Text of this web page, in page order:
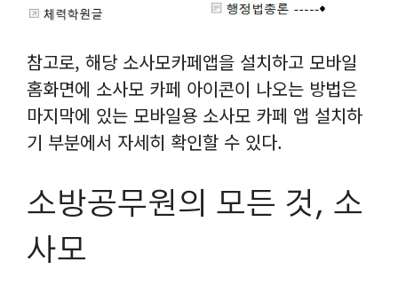
참고로, 해당 소사모카페앱을 설치하고 모바일
홈화면에 소사모 카페 아이콘이 나오는 방법은
마지막에 있는 모바일용 소사모 카페 앱 설치하
기 부분에서 자세히 확인할 수 있다.
소방공무원의 모든 것, 소
사모